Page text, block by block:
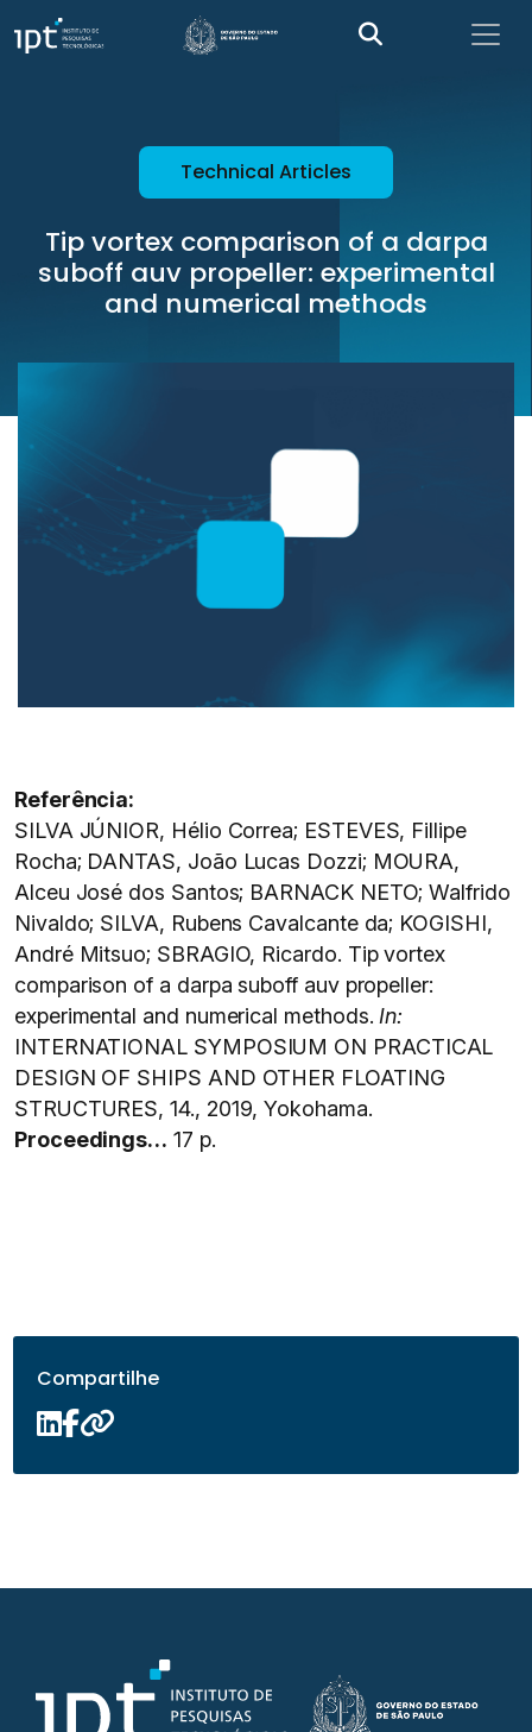
Technical Articles
Tip vortex comparison of a darpa
suboff auv propeller: experimental
and numerical methods
Referência:
SILVA JÚNIOR, Hélio Correa; ESTEVES, Fillipe
Rocha; DANTAS, João Lucas Dozzi; MOURA,
Alceu José dos Santos; BARNACK NETO; Walfrido
Nivaldo; SILVA, Rubens Cavalcante da; KOGISHI,
André Mitsuo; SBRAGIO, Ricardo. Tip vortex
comparison of a darpa suboff auv propeller:
experimental and numerical methods. In:
INTERNATIONAL SYMPOSIUM ON PRACTICAL
DESIGN OF SHIPS AND OTHER FLOATING
STRUCTURES, 14., 2019, Yokohama.
Proceedings… 17 p.
Compartilhe